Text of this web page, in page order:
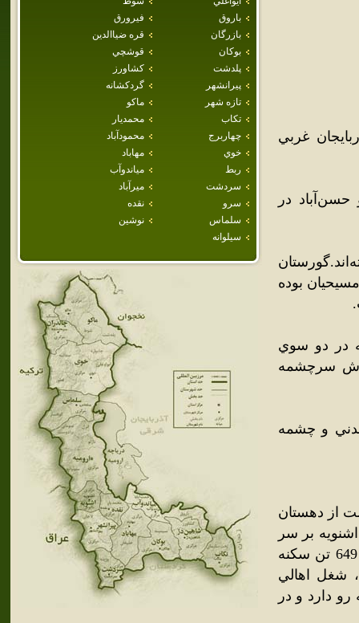
باروق
فيرورق
بازرگان
قره ضياالدين
بوكان
قوشچي
پلدشت
كشاورز
پيرانشهر
گردکشانه
تازه شهر
ماكو
تكاب
محمديار
چهاربرج
محمودآباد
خوي
مهاباد
ربط
مياندوآب
سردشت
ميرآباد
سرو
نقده
سلماس
نوشين
سيلوانه
غربي
حسن‌آباد در
بوده
در دو سوي
سرچشمه
معدني و چشمه
از دهستان
جنوب شرقي اشنويه بر سر
راه ارابه رو اشنويه . در دره سردسير با هوايي سالم واقع است و 649 تن سکنه
شغل اهالي
دارد و در